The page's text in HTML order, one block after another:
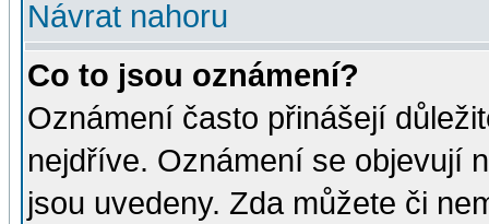
Návrat nahoru
Co to jsou oznámení?
Oznámení často přinášejí
nejdříve. Oznámení se objevují
jsou uvedeny. Zda můžete či